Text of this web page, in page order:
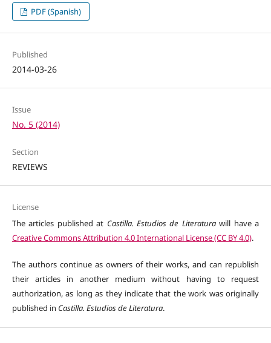
PDF (Spanish)
Published
2014-03-26
Issue
No. 5 (2014)
Section
REVIEWS
License
The articles published at Castilla. Estudios de Literaturawill have a
Creative Commons Attribution 4.0 International License (CC BY 4.0).
The authors continue as owners of their works, and can republish
their articles in another medium without having to request
authorization, as long as they indicate that the work was originally
published in Castilla. Estudios de Literatura.